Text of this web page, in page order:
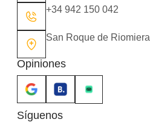
+34 942 150 042
San Roque de Riomiera
Opiniones
Síguenos